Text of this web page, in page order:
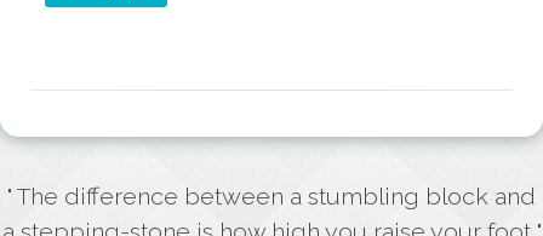
" The difference between a stumbling block and